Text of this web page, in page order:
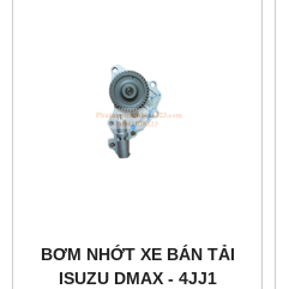
BƠM NHỚT XE BÁN TẢI
ISUZU DMAX - 4JJ1